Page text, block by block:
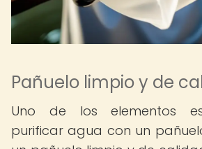
Pañuelo limpio y de
Uno de los elementos
purificar agua con un